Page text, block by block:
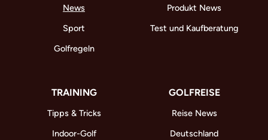
News
Sport
Golfregeln
Produkt News
Test und Kaufberatung
TRAINING
Tipps & Tricks
Indoor-Golf
GOLFREISE
Reise News
Deutschland